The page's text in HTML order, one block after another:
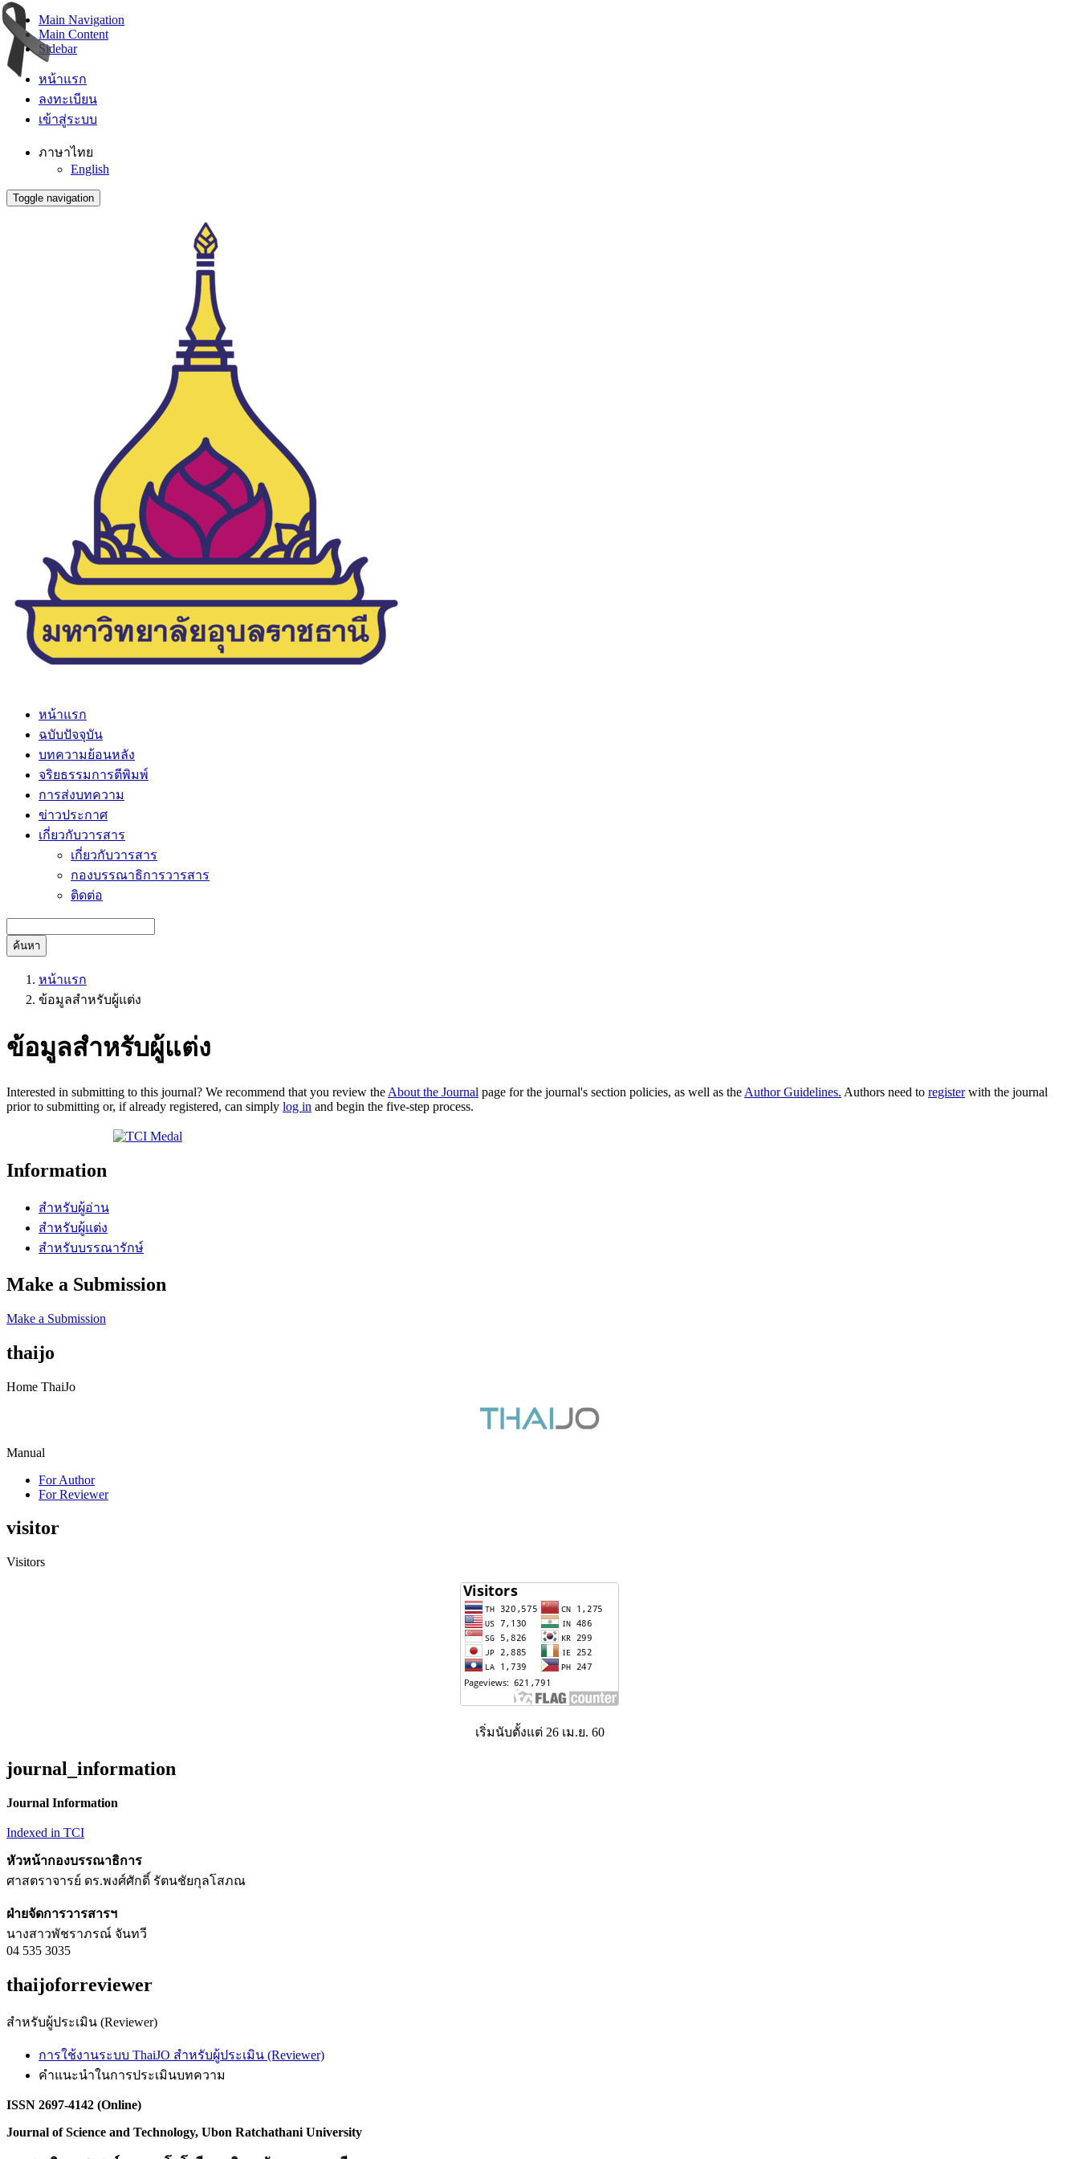
Main Navigation
Main Content
Sidebar
หน้าแรก
ลงทะเบียน
เข้าสู่ระบบ
ภาษาไทย
English
Toggle navigation
หน้าแรก
ฉบับปัจจุบัน
บทความย้อนหลัง
จริยธรรมการตีพิมพ์
การส่งบทความ
ข่าวประกาศ
เกี่ยวกับวารสาร
เกี่ยวกับวารสาร
กองบรรณาธิการวารสาร
ติดต่อ
ค้นหา
หน้าแรก
ข้อมูลสำหรับผู้แต่ง
ข้อมูลสำหรับผู้แต่ง
Interested in submitting to this journal? We recommend that you review the About the Journal page for the journal's section policies, as well as the Author Guidelines. Authors need to registerwith the journal
prior to submitting or, if already registered, can simply log in and begin the five-step process.
Information
สำหรับผู้อ่าน
สำหรับผู้แต่ง
สำหรับบรรณารักษ์
Make a Submission
Make a Submission
thaijo
Home ThaiJo
Manual
For Author
For Reviewer
visitor
Visitors
เริ่มนับตั้งแต่ 26 เม.ย. 60
journal_information
Journal Information
Indexed in TCI
หัวหน้ากองบรรณาธิการ
ศาสตราจารย์ ดร.พงศ์ศักดิ์ รัตนชัยกุลโสภณ
ฝ่ายจัดการวารสารฯ
นางสาวพัชราภรณ์ จันทวี
04 535 3035
thaijoforreviewer
สำหรับผู้ประเมิน (Reviewer)
การใช้งานระบบ ThaiJO สำหรับผู้ประเมิน (Reviewer)
คำแนะนำในการประเมินบทความ
ISSN 2697-4142 (Online)
Journal of Science and Technology, Ubon Ratchathani University